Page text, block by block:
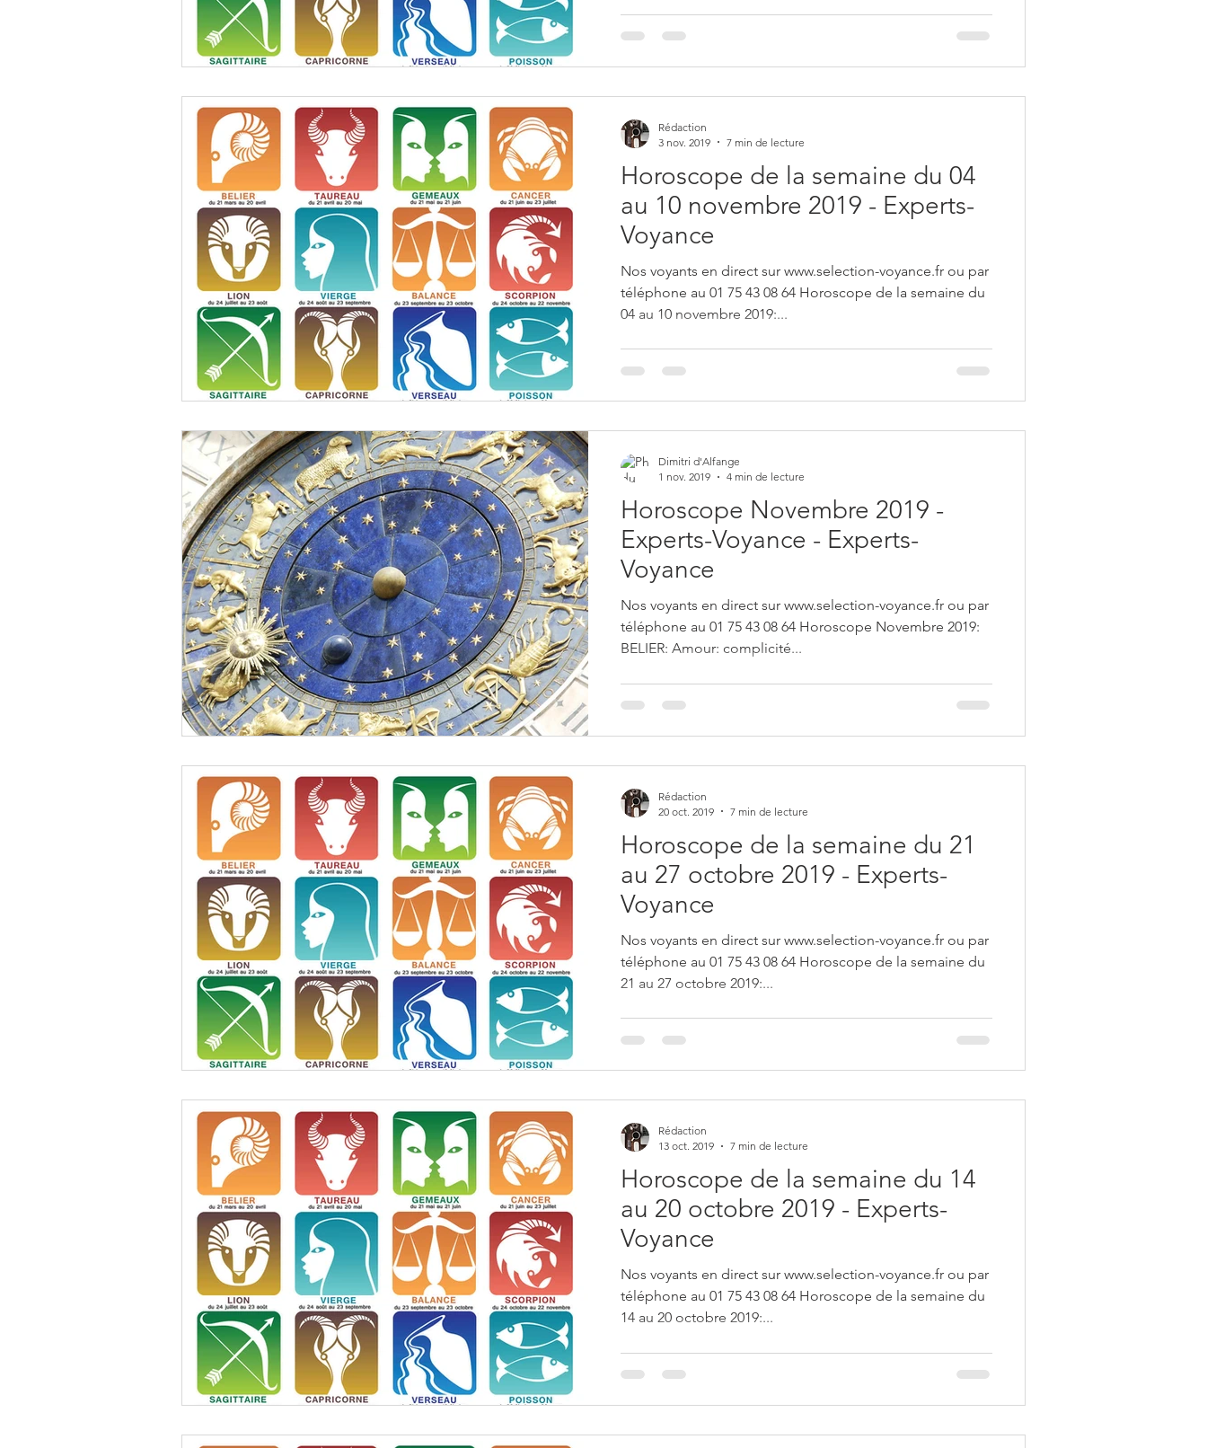
Horoscope de la semaine du 04
au 10 novembre 2019 - Experts-
Voyance
Nos voyants en direct sur www.selection-voyance.fr ou par
téléphone au 01 75 43 08 64 Horoscope de la semaine du
04 au 10 novembre 2019:...
Rédaction
3 nov. 2019
7 min de lecture
Horoscope Novembre 2019 -
Experts-Voyance - Experts-
Voyance
Nos voyants en direct sur www.selection-voyance.fr ou par
téléphone au 01 75 43 08 64 Horoscope Novembre 2019:
BELIER: Amour: complicité...
Dimitri d'Alfange
1 nov. 2019
4 min de lecture
Horoscope de la semaine du 21
au 27 octobre 2019 - Experts-
Voyance
Nos voyants en direct sur www.selection-voyance.fr ou par
téléphone au 01 75 43 08 64 Horoscope de la semaine du
21 au 27 octobre 2019:...
Rédaction
20 oct. 2019
7 min de lecture
Horoscope de la semaine du 14
au 20 octobre 2019 - Experts-
Voyance
Nos voyants en direct sur www.selection-voyance.fr ou par
téléphone au 01 75 43 08 64 Horoscope de la semaine du
14 au 20 octobre 2019:...
Rédaction
13 oct. 2019
7 min de lecture